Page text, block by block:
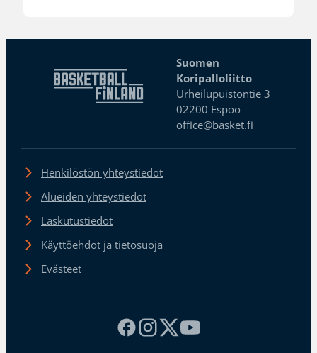
Suomen
Koripalloliitto
Urheilupuistontie 3
02200 Espoo
office@basket.fi
Henkilöstön yhteystiedot
Alueiden yhteystiedot
Laskutustiedot
Käyttöehdot ja tietosuoja
Evästeet